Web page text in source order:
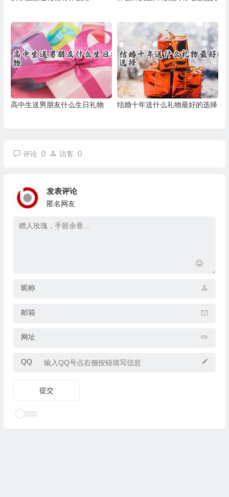
高中生送男朋友什么生日礼物 结婚十年送什么礼物最好的选择
评论 0 访客 0
发表评论
匿名网友
昵称
邮箱
网址
QQ